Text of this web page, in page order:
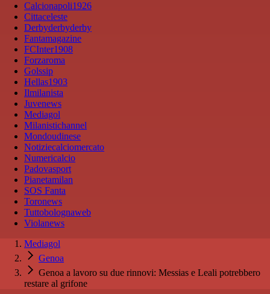
Calcionapoli1926
Cittaceleste
Derbyderbyderby
Fantamagazine
FCInter1908
Forzaroma
Golssip
Hellas1903
Ilmilanista
Juvenews
Mediagol
Milanistichannel
Mondoudinese
Notiziecalciomercato
Numericalcio
Padovasport
Pianetamilan
SOS Fanta
Toronews
Tuttobolognaweb
Violanews
Mediagol
Genoa
Genoa a lavoro su due rinnovi: Messias e Leali potrebbero
restare al grifone